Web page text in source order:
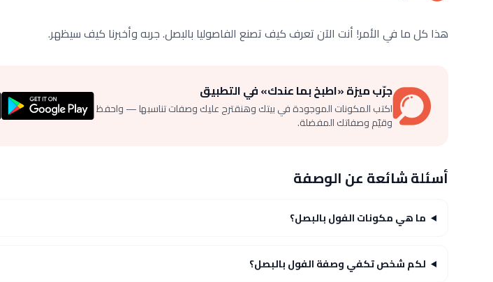
هذا كل ما في الأمر! أنت الآن تعرف كيف تصنع الفاصوليا بالبصل. جربه وأخبرنا كيف سيظهر.
جرّب ميزة «اطبخ بما عندك» في التطبيق
اكتب المكونات الموجودة في بيتك وهنقترح عليك وصفات تناسبها — واحفظ
وقيّم وصفاتك المفضلة.
أسئلة شائعة عن الوصفة
ما هي مكونات الفول بالبصل؟
لكم شخص تكفي وصفة الفول بالبصل؟